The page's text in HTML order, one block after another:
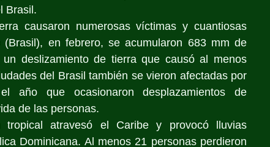
Brasil.
causaron numerosas víctimas y cuantiosas
en febrero, se acumularon 683 mm de
deslizamiento de tierra que causó al menos
del Brasil también se vieron afectadas por
año que ocasionaron desplazamientos de
de las personas.
atravesó el Caribe y provocó lluvias
Dominicana. Al menos 21 personas perdieron